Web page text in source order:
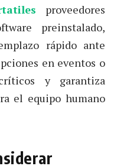
proveedores
preinstalado,
rápido ante
en eventos o
y garantiza
el equipo humano